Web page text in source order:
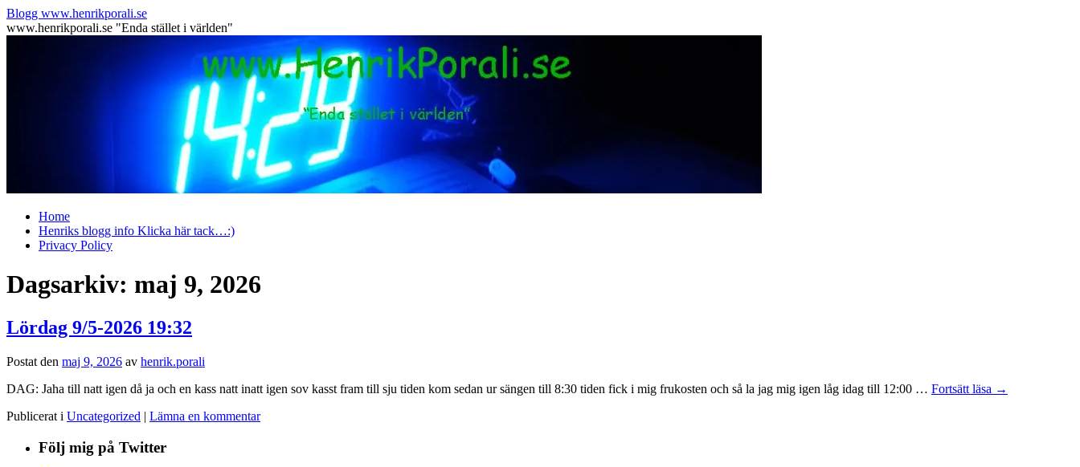
Hoppa
till
Blogg www.henrikporali.se
www.henrikporali.se "Enda stället i världen"
Home
Henriks blogg info Klicka här tack…:)
Privacy Policy
Dagsarkiv: maj 9, 2026
Lördag 9/5-2026 19:32
Postat den maj 9, 2026 av henrik.porali
DAG: Jaha till natt igen då ja och en kass natt inatt igen sov kasst fram till sju tiden kom sedan ur sängen till 8:30 tiden fick i mig frukosten och så la jag mig igen låg idag till 12:00 … Fortsätt läsa →
Publicerat i Uncategorized | Lämna en kommentar
Följ mig på Twitter